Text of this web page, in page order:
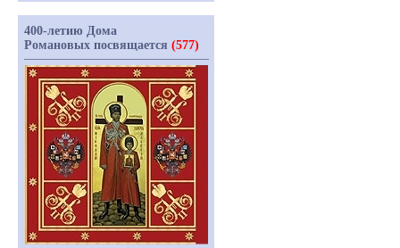
400-летию Дома
Романовых посвящается (577)